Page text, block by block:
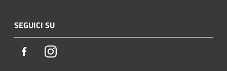
SEGUICI SU
FacebookInstagram